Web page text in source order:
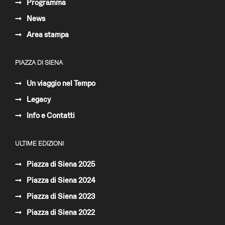
Programma
News
Area stampa
PIAZZA DI SIENA
Un viaggio nel Tempo
Legacy
Info e Contatti
ULTIME EDIZIONI
Piazza di Siena 2025
Piazza di Siena 2024
Piazza di Siena 2023
Piazza di Siena 2022